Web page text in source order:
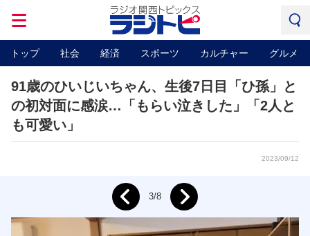
トップ 社会 経済 スポーツ カルチャー グルメ
91歳のひいじいちゃん、生後7日目「ひ孫」と
の初対面に感涙…「もらい泣きした」「2人と
も可愛い」
2023/09/12
Prev 3/8 Next